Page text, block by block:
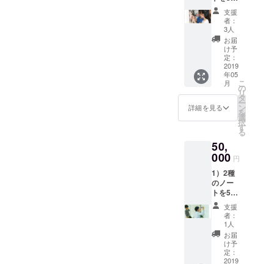
利用い
ただけ
ます。
開催場
所・日
時詳細
はクラ
ウド
ファン
ディン
グ終了
案内い
たしま
ず備考
欄にご
希望の
お名前
をご記
入くだ
さい。
ご記入
のない
場合は
CAMPF
を掲載
いたし
ますの
で、予
めご了
承くだ
さい。
ずつお
送りい
たしま
す。
WiSE
KiDS
LaB
キッズ
手書き
のお礼
メッ
セージ
りいた
しま
す。
3）親子
ワーク
ショッ
プ参加
チケッ
ト（1回
2組分）
をお送
りいた
支援
者：
3人
お届
け予
定：
2019
年05
月
詳細を見る
こ
の
リ
タ
ー
ン
を
選
択
す
る
50,
000 円
1）2種
のノー
トを5冊
ずつお
送りい
たしま
す。
WiSE
KiDS
支援
者：
1人
お届
け予
定：
2019